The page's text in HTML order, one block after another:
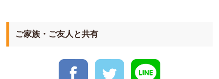
ご家族・ご友人と共有